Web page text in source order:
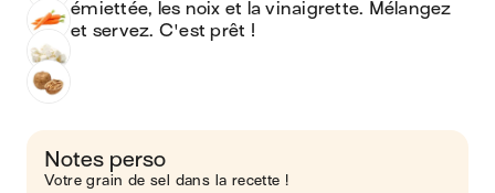
émiettée, les noix et la vinaigrette. Mélangez
et servez. C'est prêt !
Notes perso
Votre grain de sel dans la recette !